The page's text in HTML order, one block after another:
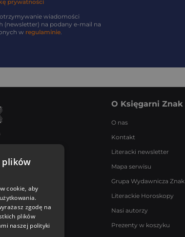
prywatności
wiadomości
(newsletter) na podany e-mail na
w regulaminie.
O Księgarni Znak
O nas
Kontakt
Literacki newsletter
Mapa serwisu
Grupa Wydawnicza Znak
Literackie Horoskopy
Nasi autorzy
Prezenty w koszyku
plików
cookie, aby
zgodę na
plików
naszej polityki